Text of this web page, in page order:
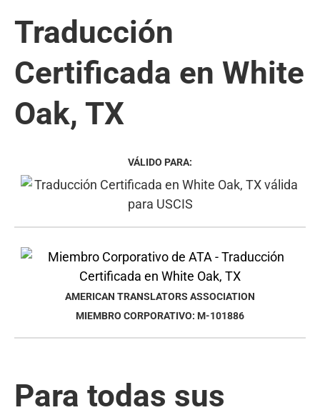
Traducción
Certificada en White
Oak, TX
VÁLIDO PARA:
AMERICAN TRANSLATORS ASSOCIATION
MIEMBRO CORPORATIVO: M-101886
Para todas sus